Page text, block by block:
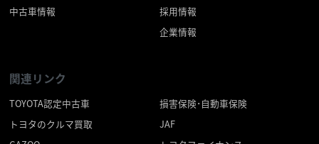
中古車情報
採用情報
企業情報
関連リンク
TOYOTA認定中古車
トヨタのクルマ買取
損害保険･自動車保険
JAF